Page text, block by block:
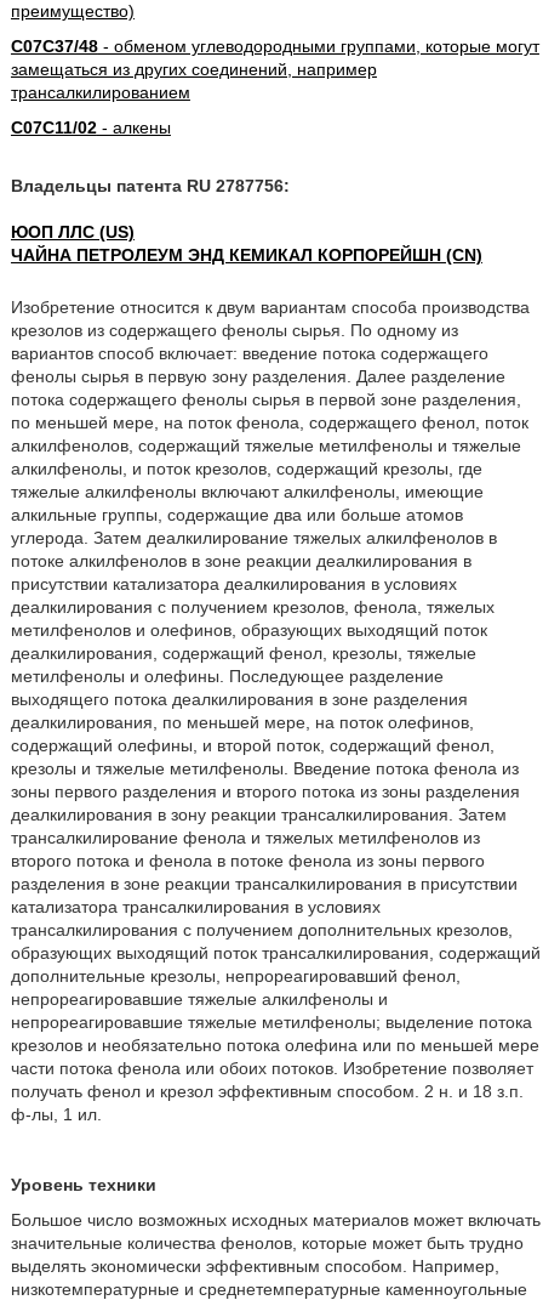
преимущество)
C07C37/48- обменом углеводородными группами, которые могут
замещаться из других соединений, например
трансалкилированием
C07C11/02- алкены
Владельцы патента RU 2787756:
ЮОП ЛЛС (US)
ЧАЙНА ПЕТРОЛЕУМ ЭНД КЕМИКАЛ КОРПОРЕЙШН (CN)
Изобретение относится к двум вариантам способа производства
крезолов из содержащего фенолы сырья. По одному из
вариантов способ включает: введение потока содержащего
фенолы сырья в первую зону разделения. Далее разделение
потока содержащего фенолы сырья в первой зоне разделения,
по меньшей мере, на поток фенола, содержащего фенол, поток
алкилфенолов, содержащий тяжелые метилфенолы и тяжелые
алкилфенолы, и поток крезолов, содержащий крезолы, где
тяжелые алкилфенолы включают алкилфенолы, имеющие
алкильные группы, содержащие два или больше атомов
углерода. Затем деалкилирование тяжелых алкилфенолов в
потоке алкилфенолов в зоне реакции деалкилирования в
присутствии катализатора деалкилирования в условиях
деалкилирования с получением крезолов, фенола, тяжелых
метилфенолов и олефинов, образующих выходящий поток
деалкилирования, содержащий фенол, крезолы, тяжелые
метилфенолы и олефины. Последующее разделение
выходящего потока деалкилирования в зоне разделения
деалкилирования, по меньшей мере, на поток олефинов,
содержащий олефины, и второй поток, содержащий фенол,
крезолы и тяжелые метилфенолы. Введение потока фенола из
зоны первого разделения и второго потока из зоны разделения
деалкилирования в зону реакции трансалкилирования. Затем
трансалкилирование фенола и тяжелых метилфенолов из
второго потока и фенола в потоке фенола из зоны первого
разделения в зоне реакции трансалкилирования в присутствии
катализатора трансалкилирования в условиях
трансалкилирования с получением дополнительных крезолов,
образующих выходящий поток трансалкилирования, содержащий
дополнительные крезолы, непрореагировавший фенол,
непрореагировавшие тяжелые алкилфенолы и
непрореагировавшие тяжелые метилфенолы; выделение потока
крезолов и необязательно потока олефина или по меньшей мере
части потока фенола или обоих потоков. Изобретение позволяет
получать фенол и крезол эффективным способом. 2 н. и 18 з.п.
ф-лы, 1 ил.
Уровень техники
Большое число возможных исходных материалов может включать
значительные количества фенолов, которые может быть трудно
выделять экономически эффективным способом. Например,
низкотемпературные и среднетемпературные каменноугольные